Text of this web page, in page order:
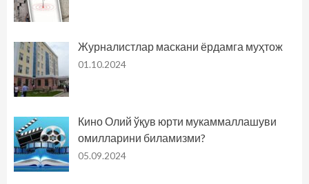
Журналистлар маскани ёрдамга муҳтож
01.10.2024
Кино Олий ўқув юрти мукаммаллашуви
омилларини биламизми?
05.09.2024